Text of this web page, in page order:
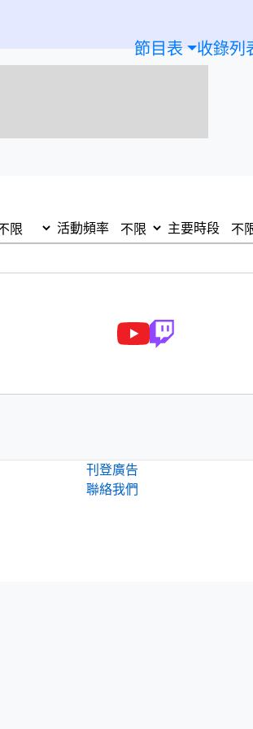
節目表 收錄列
活動頻率 主要時段
刊登廣告
聯絡我們